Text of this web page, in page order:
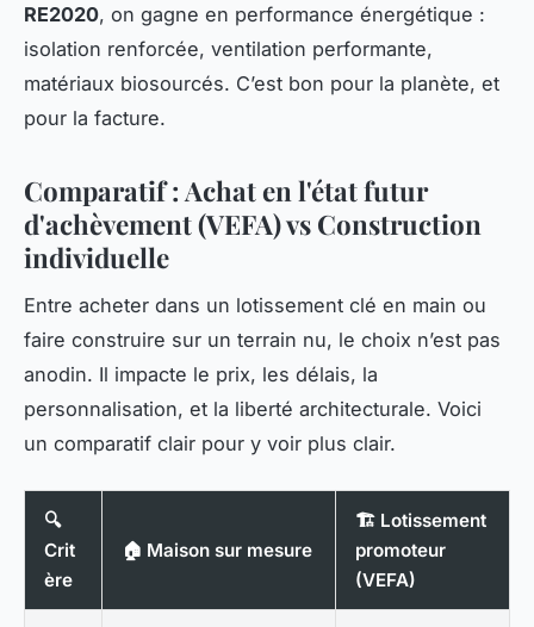
RE2020, on gagne en performance énergétique :
isolation renforcée, ventilation performante,
matériaux biosourcés. C’est bon pour la planète, et
pour la facture.
Comparatif : Achat en l'état futur
d'achèvement (VEFA) vs Construction
individuelle
Entre acheter dans un lotissement clé en main ou
faire construire sur un terrain nu, le choix n’est pas
anodin. Il impacte le prix, les délais, la
personnalisation, et la liberté architecturale. Voici
un comparatif clair pour y voir plus clair.
🔍
Crit
ère
🏠 Maison sur mesure
🏗️ Lotissement
promoteur
(VEFA)